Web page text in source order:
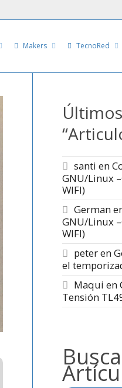
Makers TecnoRed
santi en
GNU/Linux
WIFI)
German
GNU/Linux
WIFI)
peteren
el
Maqui en
Tensión